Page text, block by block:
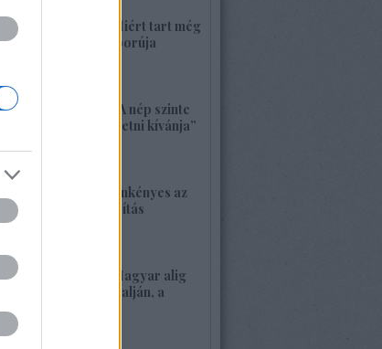
1419. BEKIÁLTÁS: Miért tart még
sokáig a Nyugat háborúja
1418. BEKIÁLTÁS: „A nép szinte
bárkit követ, aki vezetni kívánja”
1417. BEKIÁLTÁS: Önkényes az
alaptörvény-módosítás
2026. május 21. 12:45
1416. BEKIÁLTÁS: Magyar alig
volt, alig van Kárpátalján, a
veszély összetett!
2026. május 17. 22:04